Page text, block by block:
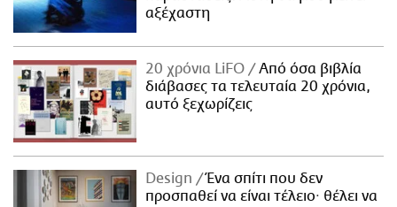
αξέχαστη
20 χρόνια LiFO
Από όσα βιβλία
διάβασες τα τελευταία 20 χρόνια,
αυτό ξεχωρίζεις
Design
Ένα σπίτι που δεν
προσπαθεί να είναι τέλειο· θέλει να